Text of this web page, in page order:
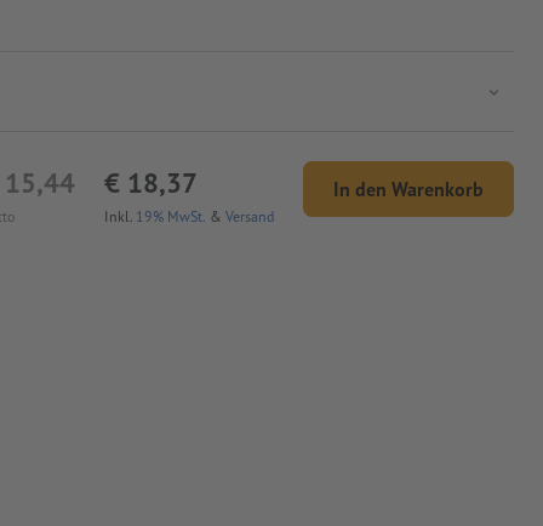
Inkl. 19% MwSt. & Versand
€ 18,37 In den Warenkorb